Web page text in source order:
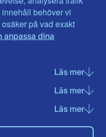
behöver vi
på vad exakt
anpassa dina
Läs merom
Läs merom
Läs merom
län